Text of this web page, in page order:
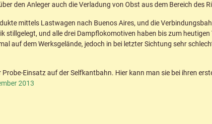
den Anleger auch die Verladung von Obst aus dem Bereich des
mittels Lastwagen nach Buenos Aires, und die
und alle drei Dampflokomotiven haben bis zum
auf dem Werksgelände, jedoch in bei letzter Sichtung sehr
Einsatz auf der Selfkantbahn. Hier kann man sie bei ihren
2013